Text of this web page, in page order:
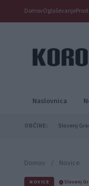
DomovOglaševanje
Naslovnica
OBČINE: Slovenj
Domov / Novice
NOVICE Slovenj